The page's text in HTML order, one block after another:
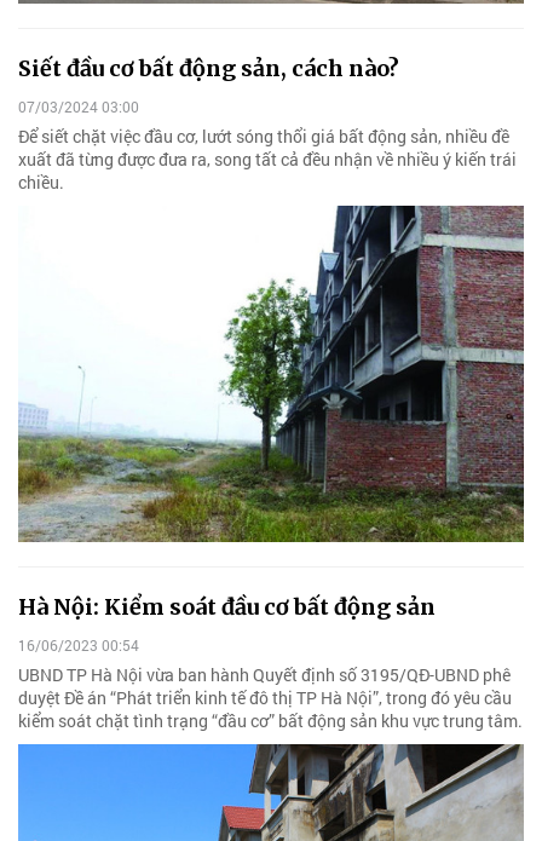
Siết đầu cơ bất động sản, cách nào?
07/03/2024 03:00
Để siết chặt việc đầu cơ, lướt sóng thổi giá bất động sản, nhiều đề
xuất đã từng được đưa ra, song tất cả đều nhận về nhiều ý kiến trái
chiều.
Hà Nội: Kiểm soát đầu cơ bất động sản
16/06/2023 00:54
UBND TP Hà Nội vừa ban hành Quyết định số 3195/QĐ-UBND phê
duyệt Đề án “Phát triển kinh tế đô thị TP Hà Nội”, trong đó yêu cầu
kiểm soát chặt tình trạng “đầu cơ” bất động sản khu vực trung tâm.